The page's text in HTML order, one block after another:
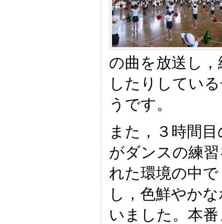
の曲を放送し
したりしてい
うです。
また，３時間
がダンスの練
れた環境の中
し，色鮮やか
いました。本